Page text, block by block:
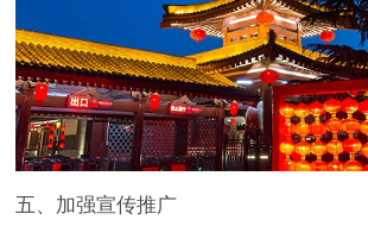
五、加强宣传推广